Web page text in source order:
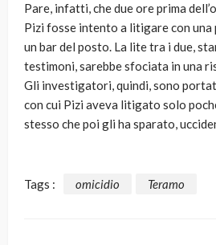
Pare, infatti, che due ore prima
Pizi fosse intento a litigare con una
un bar del posto. La lite tra i due,
testimoni, sarebbe sfociata in una
Gli investigatori, quindi, sono
con cui Pizi aveva litigato solo
stesso che poi gli ha sparato,
Tags : omicidio Teramo